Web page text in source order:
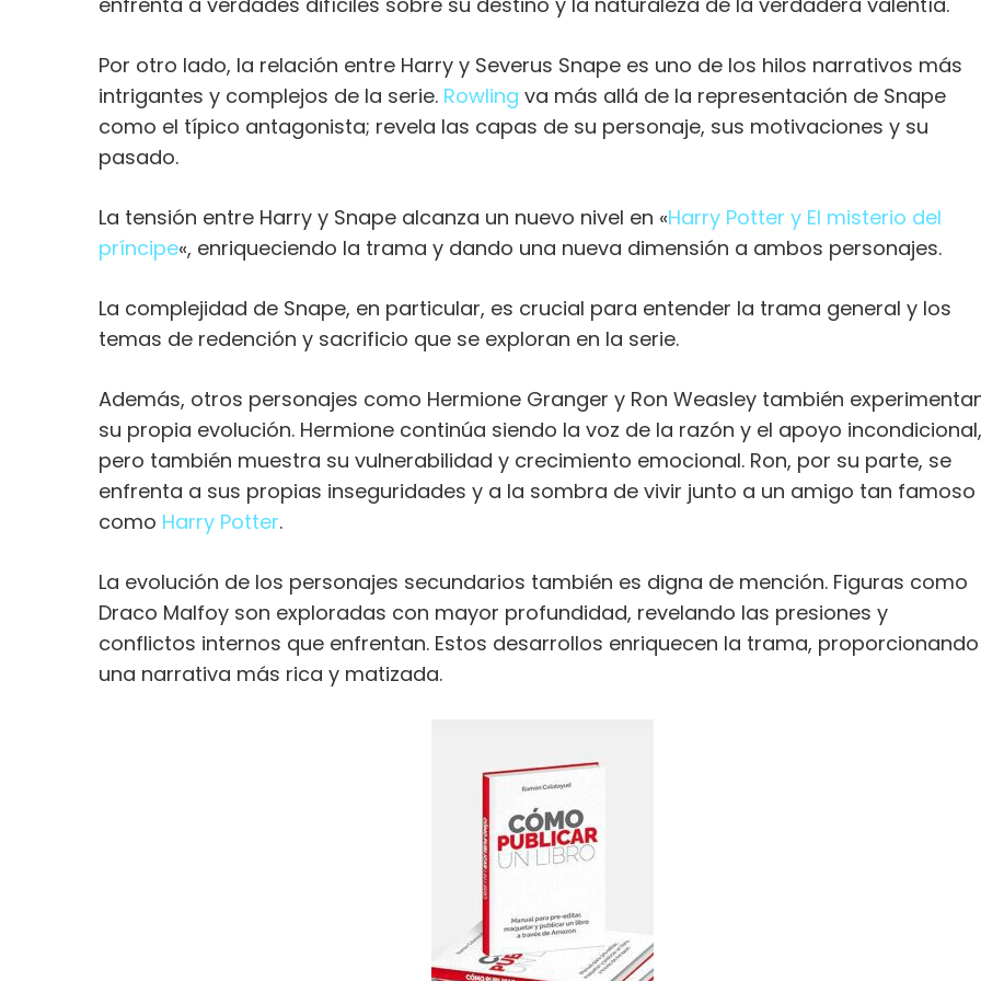
Por otro lado, la relación entre Harry y Severus Snape es uno de los hilos narrativos más
intrigantes y complejos de la serie. Rowling va más allá de la representación de Snape
como el típico antagonista; revela las capas de su personaje, sus motivaciones y su
pasado.
La tensión entre Harry y Snape alcanza un nuevo nivel en «Harry Potter y El misterio del
príncipe«, enriqueciendo la trama y dando una nueva dimensión a ambos personajes.
La complejidad de Snape, en particular, es crucial para entender la trama general y los
temas de redención y sacrificio que se exploran en la serie.
Además, otros personajes como Hermione Granger y Ron Weasley también
su propia evolución. Hermione continúa siendo la voz de la razón y el apoyo incondicional,
pero también muestra su vulnerabilidad y crecimiento emocional. Ron, por su parte, se
enfrenta a sus propias inseguridades y a la sombra de vivir junto a un amigo tan famoso
como Harry Potter.
La evolución de los personajes secundarios también es digna de mención. Figuras como
Draco Malfoy son exploradas con mayor profundidad, revelando las presiones y
conflictos internos que enfrentan. Estos desarrollos enriquecen la trama, proporcionando
una narrativa más rica y matizada.